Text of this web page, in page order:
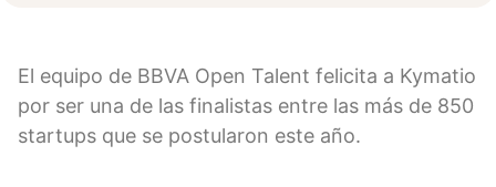
El equipo de BBVA Open Talent felicita a Kymatio
por ser una de las finalistas entre las más de 850
startups que se postularon este año.